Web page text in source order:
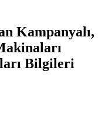
Kampanyalı,
Bilgileri